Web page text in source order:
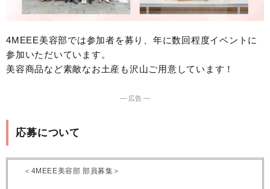
4MEEE美容部では参加者を募り、年に数回程度イベントに
参加いただいています。
美容商品など素敵なお土産も沢山ご用意しています！
― 広告 ―
応募について
＜4MEEE美容部 部員募集＞